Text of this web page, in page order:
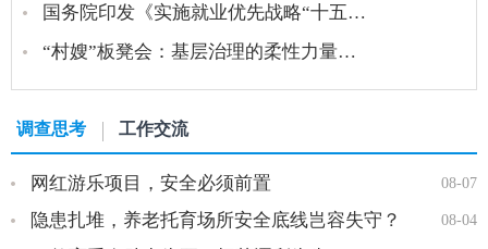
国务院印发《实施就业优先战略“十五…
“村嫂”板凳会：基层治理的柔性力量…
调查思考 工作交流
08-07
网红游乐项目，安全必须前置
08-04
隐患扎堆，养老托育场所安全底线岂容失守？